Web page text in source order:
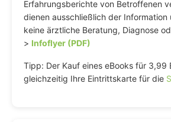
Erfahrungsberichte von Betroffenen
dienen ausschließlich der Information
keine ärztliche Beratung, Diagnose
> Infoflyer (PDF)
Tipp: Der Kauf eines eBooks für 3,99
gleichzeitig Ihre Eintrittskarte für die